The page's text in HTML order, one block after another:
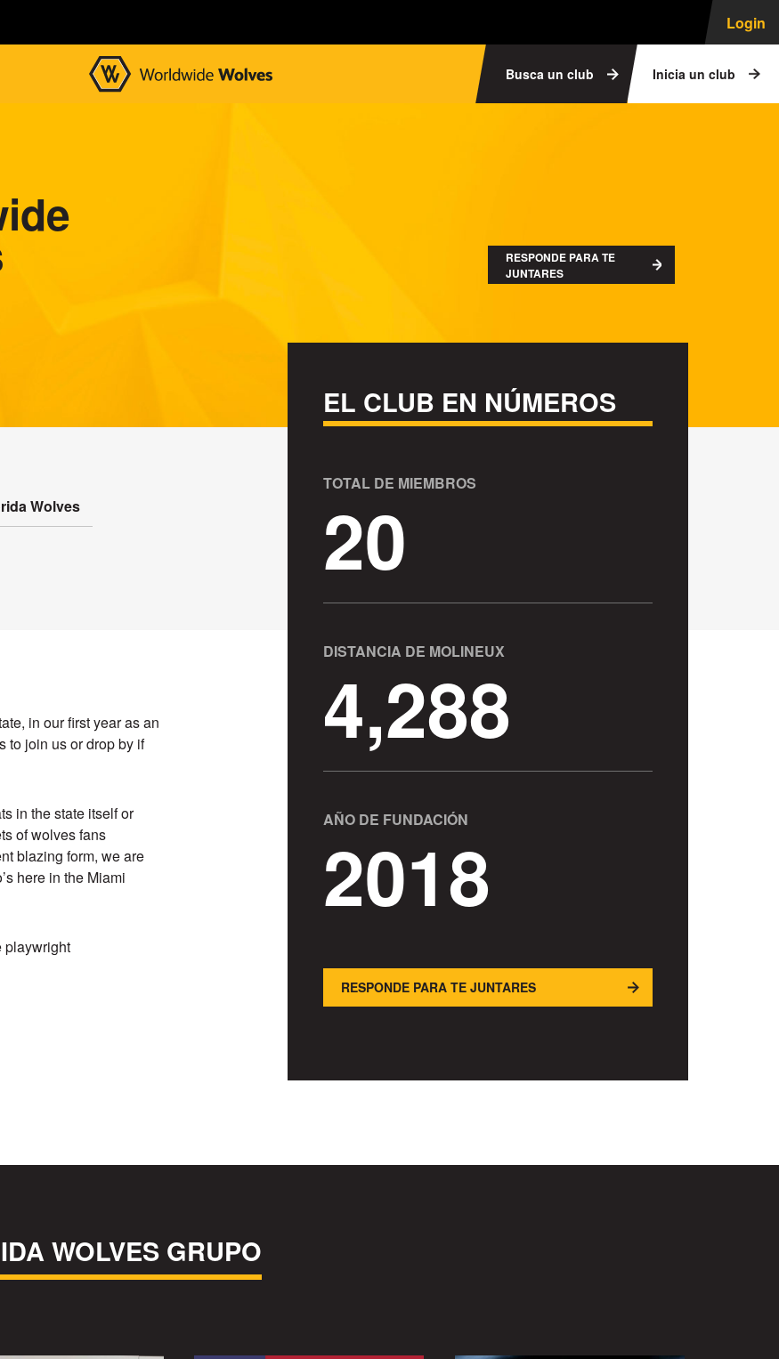
Login
Busca un club Inicia un club
RESPONDE PARA TE
JUNTARES
Wolves
in our first year as an
to join us or drop by if
in the state itself or
of wolves fans
blazing form, we are
here in the Miami
playwright
EL CLUB EN NÚMEROS
TOTAL DE MIEMBROS
20
DISTANCIA DE MOLINEUX
4,288
AÑO DE FUNDACIÓN
2018
RESPONDE PARA TE JUNTARES
WOLVES GRUPO